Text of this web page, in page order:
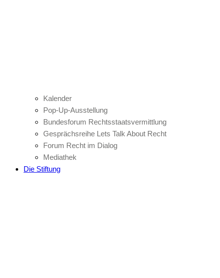
Kalender
Pop-Up-Ausstellung
Bundesforum Rechtsstaatsvermittlung
Gesprächsreihe Lets Talk About Recht
Forum Recht im Dialog
Mediathek
Die Stiftung